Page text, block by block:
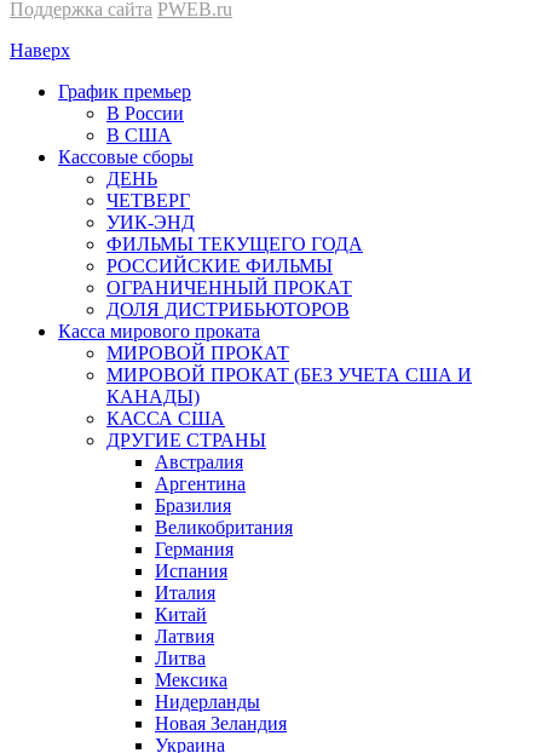
Поддержка сайта PWEB.ru
Наверх
График премьер
В России
В США
Кассовые сборы
ДЕНЬ
ЧЕТВЕРГ
УИК-ЭНД
ФИЛЬМЫ ТЕКУЩЕГО ГОДА
РОССИЙСКИЕ ФИЛЬМЫ
ОГРАНИЧЕННЫЙ ПРОКАТ
ДОЛЯ ДИСТРИБЬЮТОРОВ
Касса мирового проката
МИРОВОЙ ПРОКАТ
МИРОВОЙ ПРОКАТ (БЕЗ УЧЕТА США И
КАНАДЫ)
КАССА США
ДРУГИЕ СТРАНЫ
Австралия
Аргентина
Бразилия
Великобритания
Германия
Испания
Италия
Китай
Латвия
Литва
Мексика
Нидерланды
Новая Зеландия
Украина